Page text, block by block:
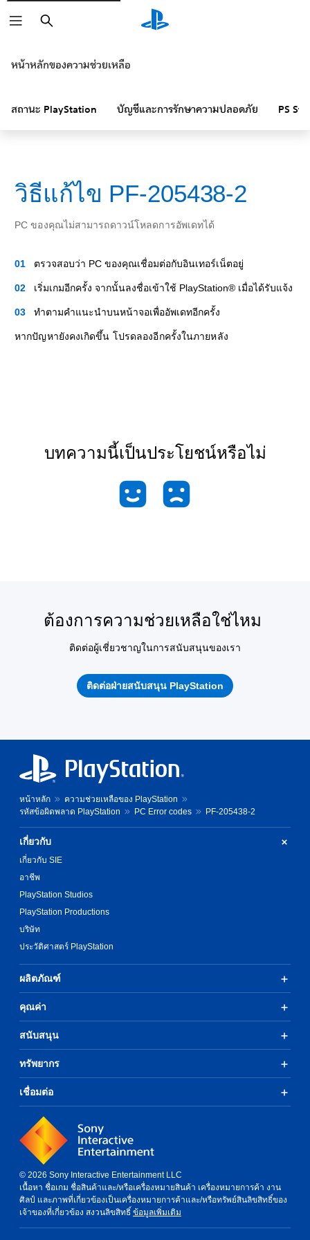
หน้าหลักของความช่วยเหลือ
สถานะ PlayStation บัญชีและการรักษาความปลอดภัย PS
วิธีแก้ไข PF-205438-2
PC ของคุณไม่สามารถดาวน์โหลดการอัพเดทได้
ตรวจสอบว่า PC ของคุณเชื่อมต่อกับอินเทอร์เน็ตอยู่
เริ่มเกมอีกครั้ง จากนั้นลงชื่อเข้าใช้ PlayStation® เมื่อได้รับแจ้ง
ทำตามคำแนะนำบนหน้าจอเพื่ออัพเดทอีกครั้ง
หากปัญหายังคงเกิดขึ้น โปรดลองอีกครั้งในภายหลัง
บทความนี้เป็นประโยชน์หรือไม่
ต้องการความช่วยเหลือใช่ไหม
ติดต่อผู้เชี่ยวชาญในการสนับสนุนของเรา
ติดต่อฝ่ายสนับสนุน PlayStation
หน้าหลัก
ความช่วยเหลือของ PlayStation
รหัสข้อผิดพลาด PlayStation
PC Error codes PF-205438-2
เกี่ยวกับ
เกี่ยวกับ SIE
อาชีพ
PlayStation Studios
PlayStation Productions
บริษัท
ประวัติศาสตร์ PlayStation
ผลิตภัณฑ์
คุณค่า
สนับสนุน
ทรัพยากร
เชื่อมต่อ
© 2026 Sony Interactive Entertainment LLC
เนื้อหา ชื่อเกม ชื่อสินค้าและ/หรือเครื่องหมายสินค้า เครื่องหมายการค้า งาน
ศิลป์ และภาพที่เกี่ยวข้องเป็นเครื่องหมายการค้าและ/หรือทรัพย์สินลิขสิทธิ์ของ
เจ้าของที่เกี่ยวข้อง สงวนลิขสิทธิ์ ข้อมูลเพิ่มเติม